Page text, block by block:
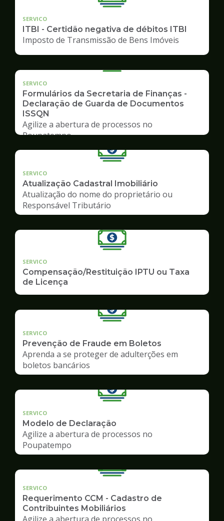
SERVICO
ITBI - Certidão negativa de débitos ITBI
Imposto de Transmissão de Bens Imóveis
SERVICO
Formulários da Secretaria de Finanças -
Declaração de Guarda de Documentos
ISSQN
Agilize a abertura de processos no
Poupatempo
SERVICO
Atualização Cadastral Imobiliário
Atualização do nome do proprietário ou
Responsável Tributário
SERVICO
Compensação/Restituição IPTU ou Taxa
de Licença
SERVICO
Prevenção de Fraude em Boletos
Aprenda a se proteger de adulterções em
boletos bancários
SERVICO
Modelo de Declaração
Agilize a abertura de processos no
Poupatempo
SERVICO
Requerimento CCM - Cadastro de
Contribuintes Mobiliários